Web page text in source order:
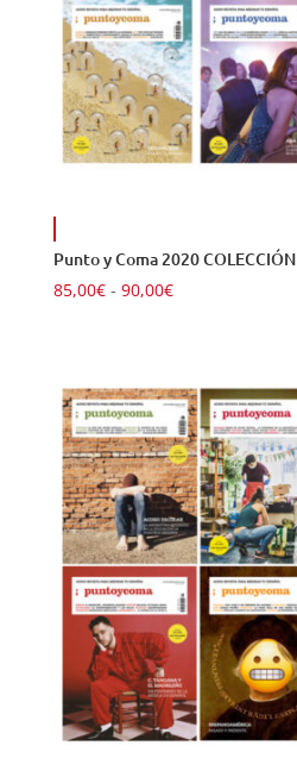
Punto y Coma 2020 COLECCIÓN
85,00€ - 90,00€Rango
85,00€
hasta
90,00€